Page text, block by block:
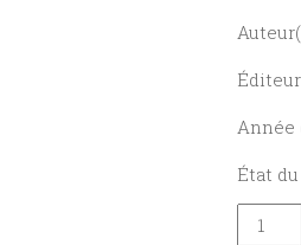
Année
État
Parole